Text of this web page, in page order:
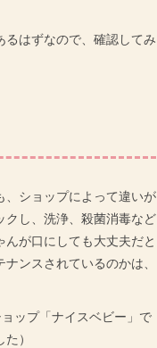
はずなので、確認してみ
、ショップによって違いが
クし、洗浄、殺菌消毒など
が口にしても大丈夫だと
ンスされているのかは、
ップ「ナイスベビー」で
）